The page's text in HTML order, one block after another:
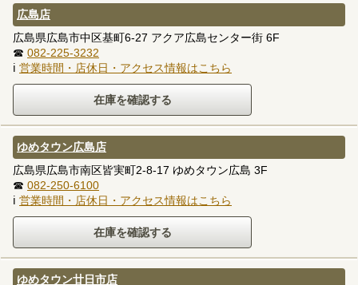
広島店
広島県広島市中区基町6-27 アクア広島センター街 6F
☎ 082-225-3232
ℹ 営業時間・店休日・アクセス情報はこちら
ゆめタウン広島店
広島県広島市南区皆実町2-8-17 ゆめタウン広島 3F
☎ 082-250-6100
ℹ 営業時間・店休日・アクセス情報はこちら
ゆめタウン廿日市店